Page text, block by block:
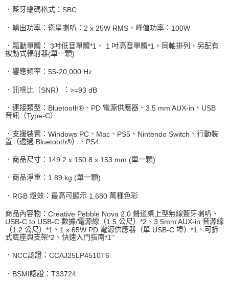
．藍牙編碼格式： SBC
．輸出功率：衛星喇叭： 2 x 25W RMS ，峰值功率： 100W
．驅動單體： 3吋低音單體*1 、 1 吋高音單體*1 ，同軸排列，另配有
被動式輻射器(單一顆)
．響應頻率： 55-20,000 Hz
．訊噪比（SNR）： >=93 dB
．連接類型： Bluetooth® 、 PD 電源供應器、 3.5 mm AUX-in 、 USB
音訊（Type-C）
．支援裝置： Windows PC 、 Mac 、 PS5 、 Nintendo Switch 、行動裝
置（透過 Bluetooth®）、 PS4
．商品尺寸： 149.2 x 150.8 x 153 mm (單一顆)
．商品淨重： 1.89 kg (單一顆)
． RGB 燈效：最高可顯示 1,680 萬種色彩
商品內容物： Creative Pebble Nova 2.0 聲道桌上型無線藍牙喇叭、
USB-C to USB-C 數據/電源線（1.5 公尺） *2 、 3.5mm AUX-in 音源線
（1.2 公尺） *1 、 1 x 65W PD 電源供應器（單 USB-C 埠） *1 、可拆
式底座與支架*2 、快速入門指南*1"
． NCC認證： CCAJ25LP4510T6
． BSMI認證： T33724